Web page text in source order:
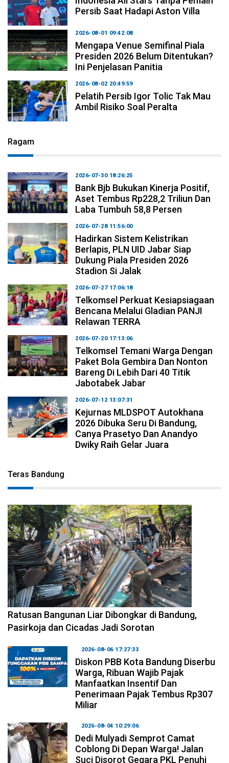
Persib Saat Hadapi Aston Villa
2026-08-01 09:42:08
Mengapa Venue Semifinal Piala
Presiden 2026 Belum Ditentukan?
Ini Penjelasan Panitia
2026-08-02 20:49:59
Pelatih Persib Igor Tolic Tak Mau
Ambil Risiko Soal Peralta
Ragam
2026-07-30 18:26:25
Bank Bjb Bukukan Kinerja Positif,
Aset Tembus Rp228,2 Triliun Dan
Laba Tumbuh 58,8 Persen
2026-07-28 11:56:00
Hadirkan Sistem Kelistrikan
Berlapis, PLN UID Jabar Siap
Dukung Piala Presiden 2026
Stadion Si Jalak
2026-07-27 17:06:18
Telkomsel Perkuat Kesiapsiagaan
Bencana Melalui Gladian PANJI
Relawan TERRA
2026-07-20 17:13:06
Telkomsel Temani Warga Dengan
Paket Bola Gembira Dan Nonton
Bareng Di Lebih Dari 40 Titik
Jabotabek Jabar
2026-07-12 13:07:31
Kejurnas MLDSPOT Autokhana
2026 Dibuka Seru Di Bandung,
Canya Prasetyo Dan Anandyo
Dwiky Raih Gelar Juara
Teras Bandung
2026-08-06 17:34:08
Ratusan Bangunan Liar Dibongkar di Bandung,
Pasirkoja dan Cicadas Jadi Sorotan
2026-08-06 17:27:33
Diskon PBB Kota Bandung Diserbu
Warga, Ribuan Wajib Pajak
Manfaatkan Insentif Dan
Penerimaan Pajak Tembus Rp307
Miliar
2026-08-04 10:29:06
Dedi Mulyadi Semprot Camat
Coblong Di Depan Warga! Jalan
Suci Disorot Gegara PKL Penuhi